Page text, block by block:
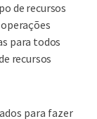
de recursos
para todos
recursos
para fazer